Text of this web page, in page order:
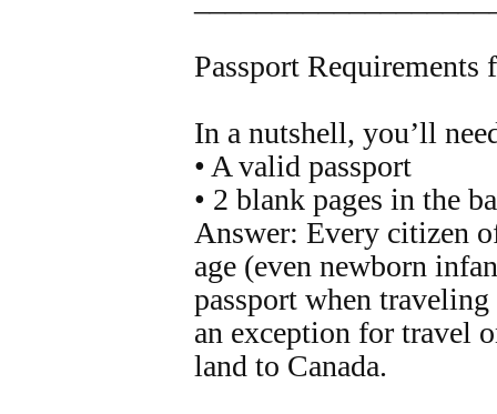
Passport
In a nutshell, you’ll
• A valid passport
• 2 blank pages in the
Answer: Every citizen
age (even newborn
passport when
an exception for travel
land to Canada.